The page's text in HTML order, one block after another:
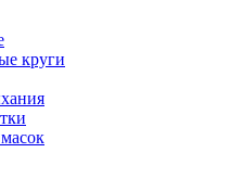
круги